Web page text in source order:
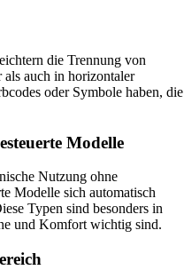
die Trennung von
auch in horizontaler
oder Symbole haben, die
Modelle
Nutzung ohne
Modelle sich automatisch
Typen sind besonders in
und Komfort wichtig sind.